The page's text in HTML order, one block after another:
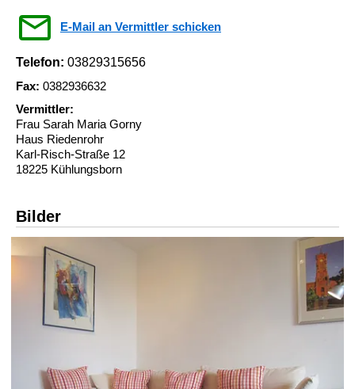
E-Mail an Vermittler schicken
Telefon: 03829315656
Fax: 0382936632
Vermittler:
Frau Sarah Maria Gorny
Haus Riedenrohr
Karl-Risch-Straße 12
18225 Kühlungsborn
Bilder